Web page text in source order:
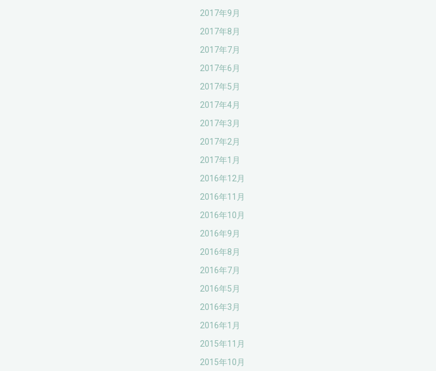
2017年9月
2017年8月
2017年7月
2017年6月
2017年5月
2017年4月
2017年3月
2017年2月
2017年1月
2016年12月
2016年11月
2016年10月
2016年9月
2016年8月
2016年7月
2016年5月
2016年3月
2016年1月
2015年11月
2015年10月